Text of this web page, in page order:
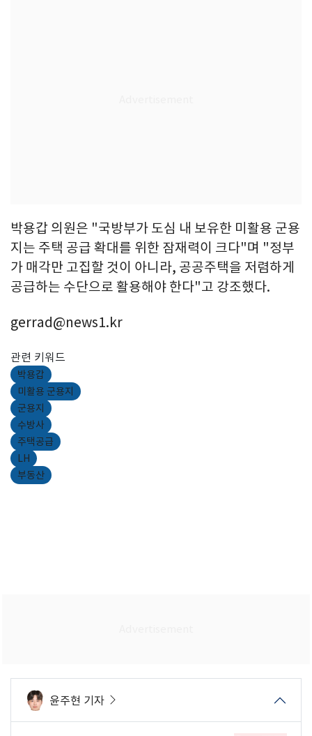
박용갑 의원은 "국방부가 도심 내 보유한 미활용 군용
지는 주택 공급 확대를 위한 잠재력이 크다"며 "정부
가 매각만 고집할 것이 아니라, 공공주택을 저렴하게
공급하는 수단으로 활용해야 한다"고 강조했다.
gerrad@news1.kr
관련 키워드
박용갑
미활용 군용지
군용지
수방사
주택공급
LH
부동산
윤주현 기자